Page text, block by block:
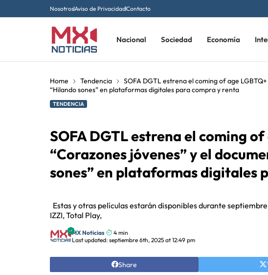
NosotrosAviso de PrivacidadContacto
Nacional Sociedad Economía
Home Tendencia
SOFA DGTL estrena el coming of age
“Hilando sones” en plataformas digitales para compra y renta
TENDENCIA
SOFA DGTL estrena el coming of
“Corazones jóvenes” y el
sones” en plataformas digitales
Estas y otras películas estarán disponibles durante
IZZI, Total Play,
MX Noticias
4 min
Last updated: septiembre 6th, 2025 at 12:49 pm
Share